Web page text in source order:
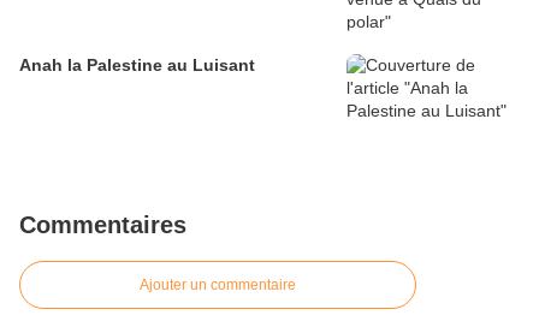
Anah la Palestine au Luisant
Commentaires
Ajouter un commentaire